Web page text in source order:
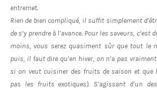
entremet.
Rien de bien compliqué, il suffit simplement
de s’y prendre à l’avance. Pour les saveurs,
moins, vous serez quasiment sûr que tout le
puis, il faut dire qu’en hiver, on n’a pas
si on veut cuisiner des fruits de saison et que
pas les fruits exotiques). S’agissant d’un